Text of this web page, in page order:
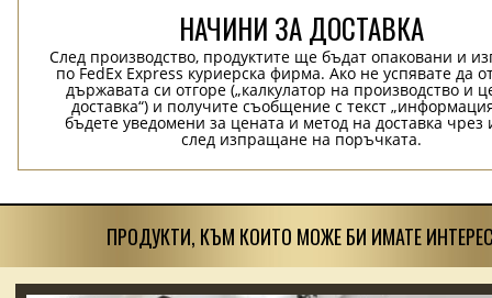
НАЧИНИ ЗА ДОСТАВКА
След производство, продуктите ще бъдат опаковани и
по FedEx Express куриерска фирма. Ако не успявате да
държавата си отгоре („калкулатор на производство и
доставка“) и получите съобщение с текст
бъдете уведомени за цената и метод на доставка чрез
след изпращане на поръчката.
ПРОДУКТИ, КЪМ КОИТО МОЖЕ БИ ИМАТЕ